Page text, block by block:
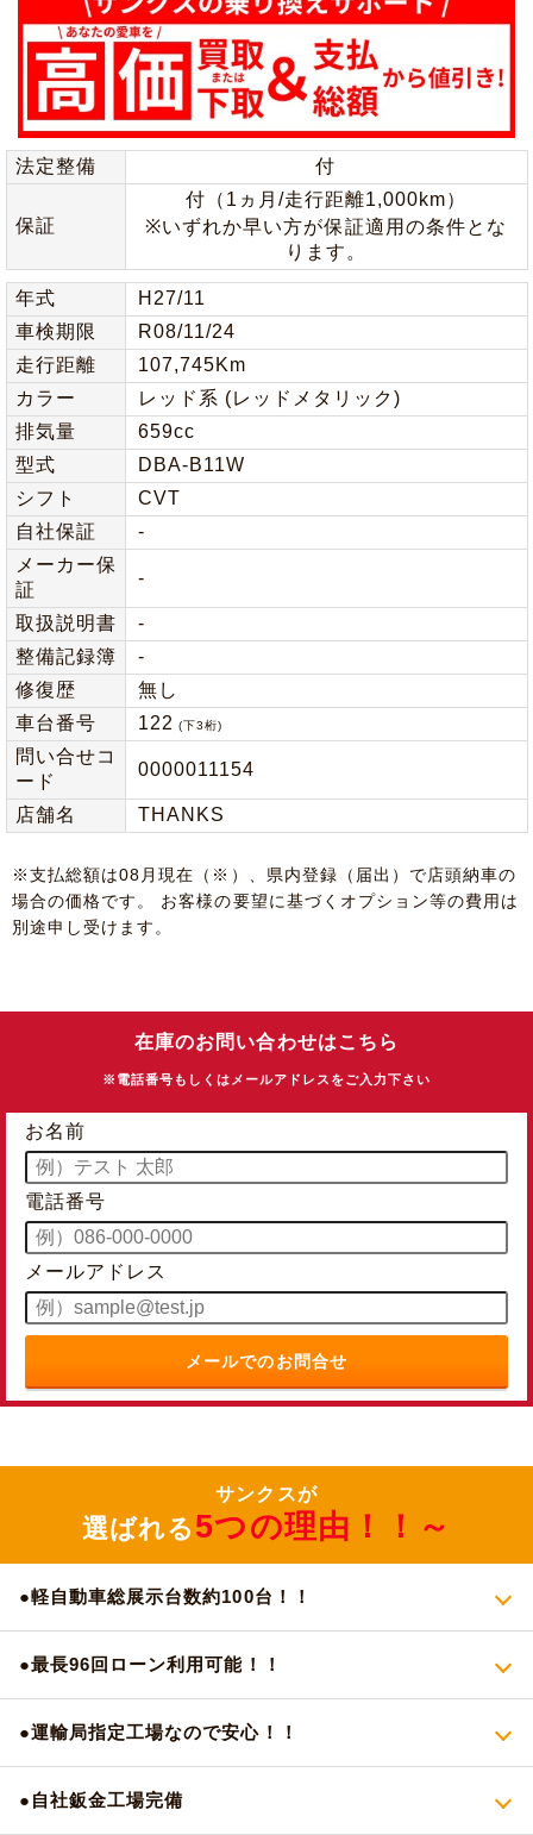
法定整備 付
保証
付（1ヵ月/走行距離1,000km）
※いずれか早い方が保証適用の条件とな
ります。
年式
H27/11
車検期限
R08/11/24
走行距離
107,745Km
カラー
レッド系 (レッドメタリック)
排気量
659cc
型式
DBA-B11W
シフト
CVT
自社保証
-
メーカー保
証
-
取扱説明書
-
整備記録簿
-
修復歴
無し
車台番号
122 (下3桁)
問い合せコ
ード
0000011154
店舗名 THANKS
※⽀払総額は08⽉現在（※）、県内登録（届出）で店頭納⾞の
場合の価格です。 お客様の要望に基づくオプション等の費⽤は
別途申し受けます。
在庫のお問い合わせはこちら
※電話番号もしくはメールアドレスをご入力下さい
お名前
電話番号
メールアドレス
メールでのお問合せ
サンクスが
選ばれる 5つの理由！！～
●軽自動車総展示台数約100台！！
●最長96回ローン利用可能！！
●運輸局指定工場なので安心！！
●自社鈑金工場完備